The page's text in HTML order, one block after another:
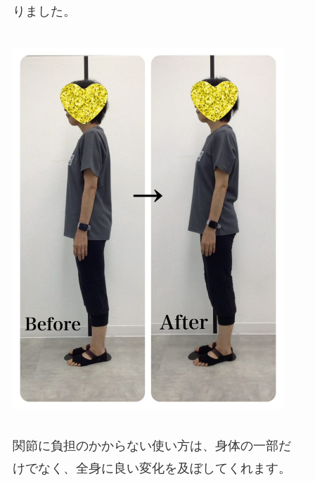
りました。
関節に負担のかからない使い方は、身体の一部だ
けでなく、全身に良い変化を及ぼしてくれます。